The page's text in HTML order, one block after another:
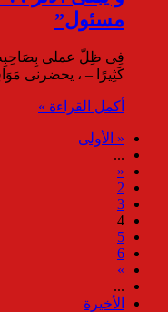
مسئول”
كَثِيرًا – ، يحضرنى
أكمل القراءة »
« الأولى
...
«
2
3
4
5
6
»
...
الأخيرة